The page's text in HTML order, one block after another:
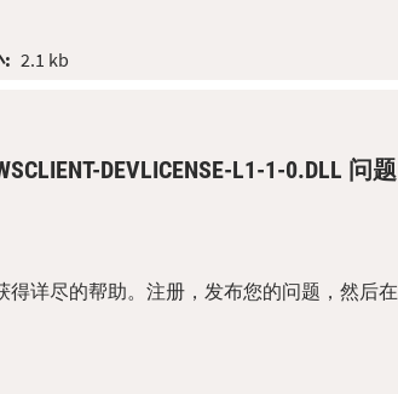
: 2.1 kb
DEVLICENSE-L1-1-0.DLL 问题
详尽的帮助。注册，发布您的问题，然后在